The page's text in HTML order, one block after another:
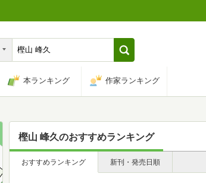
本ランキング 作家ランキング
樫山 峰久のおすすめランキング
おすすめランキング 新刊・発売日順